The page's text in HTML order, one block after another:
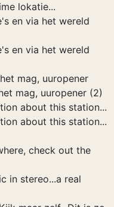
lokatie...
en via het wereld
en via het wereld
mag, uuropener
mag, uuropener (2)
about this station...
about this station...
check out the
in stereo...a real